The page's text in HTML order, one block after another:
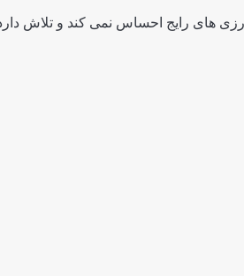
رایج احساس نمی کند و تلاش دارد